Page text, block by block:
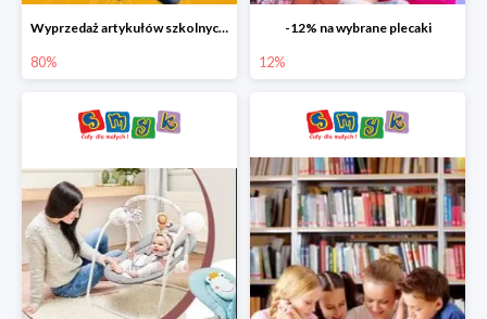
Wyprzedaż artykułów szkolnych w Smyku do -80%
80%
-12% na wybrane plecaki
12%